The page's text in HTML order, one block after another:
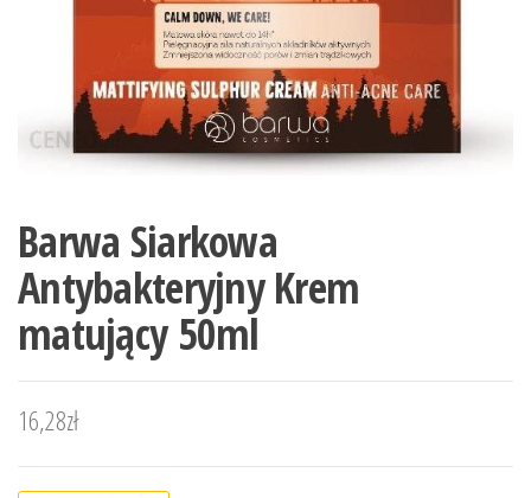
Barwa Siarkowa
Antybakteryjny Krem
matujący 50ml
16,28zł